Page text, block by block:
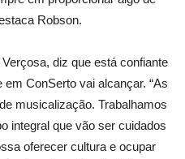
Robson.
diz que está confiante
ConSerto vai alcançar. “As
musicalização. Trabalhamos
integral que vão ser cuidados
oferecer cultura e ocupar